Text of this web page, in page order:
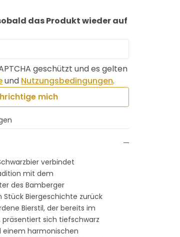
das Produkt wieder auf
geschützt und es gelten
und Nutzungsbedingungen.
mich
verbindet
mit dem
des Bamberger
Stück Biergeschichte zurück
Bierstil, der bereits im
präsentiert sich tiefschwarz
einem harmonischen